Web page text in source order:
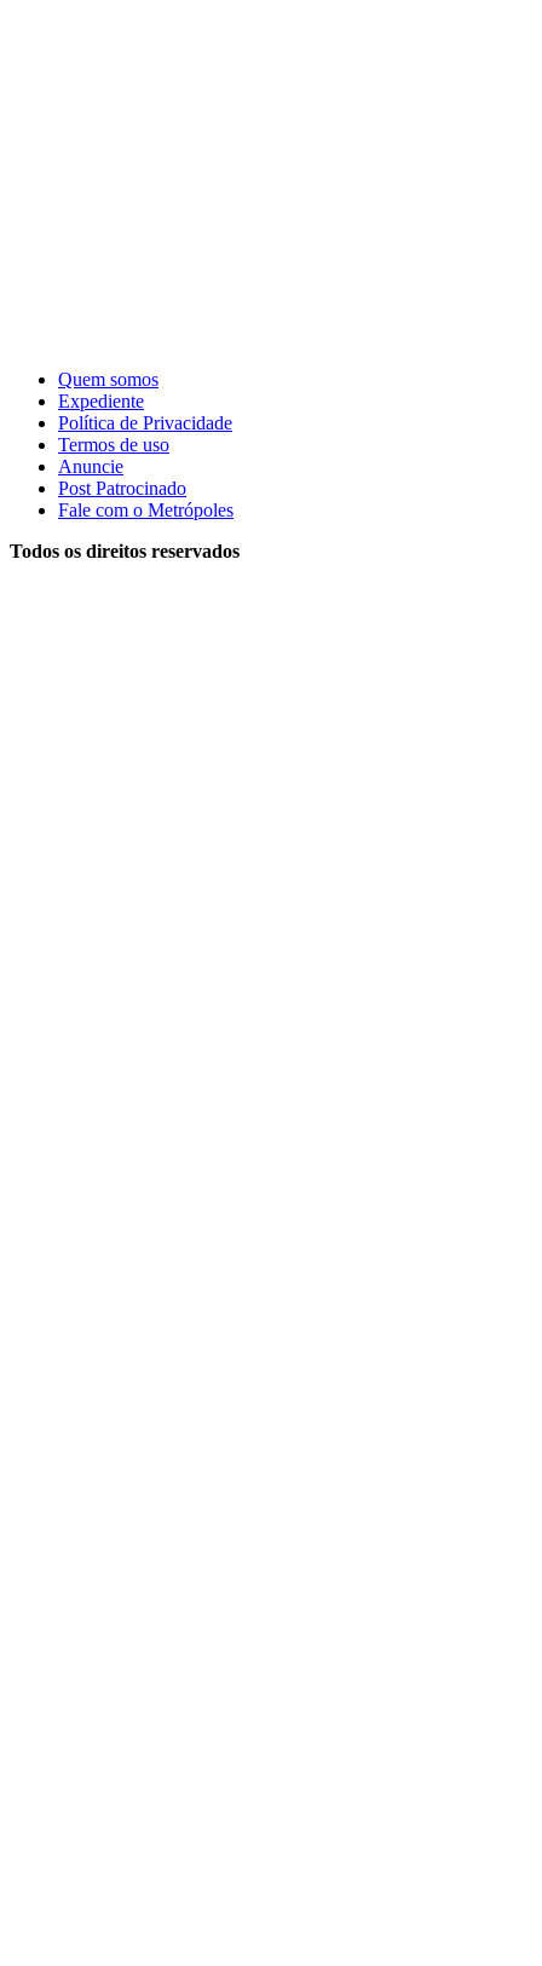
Quem somos
Expediente
Política de Privacidade
Termos de uso
Anuncie
Post Patrocinado
Fale com o Metrópoles
Todos os direitos reservados